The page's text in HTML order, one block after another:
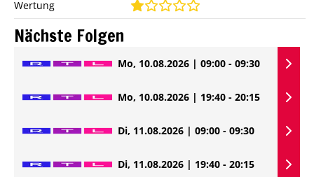
Wertung
Nächste Folgen
Mo, 10.08.2026 | 09:00 - 09:30
Mo, 10.08.2026 | 19:40 - 20:15
Di, 11.08.2026 | 09:00 - 09:30
Di, 11.08.2026 | 19:40 - 20:15